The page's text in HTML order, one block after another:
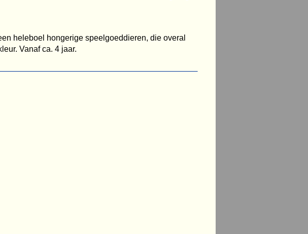
heleboel hongerige speelgoeddieren, die overal
Vanaf ca. 4 jaar.